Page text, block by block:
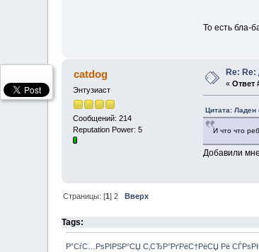
То есть бла-
catdog
Энтузиаст
Сообщений: 214
Reputation Power: 5
Re:
«Ответ
Цитата: Ладен
И что что
Добавили
Страницы: [1]2
Вверх
Tags:
Р”СѓС…РѕРІРЅР°СЏ С‚СЂР°РґРёС†РёСЏ Рё